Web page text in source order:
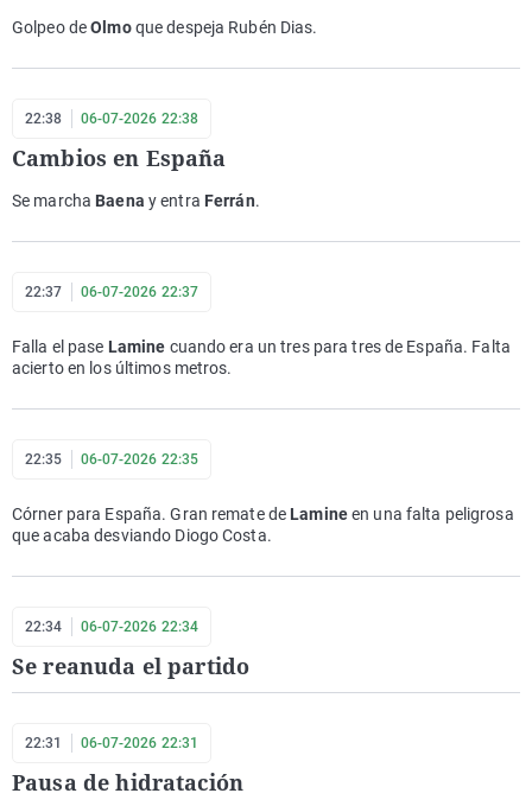
Golpeo deOlmoque despeja Rubén Dias.
22:38 06-07-2026 22:38
Cambios en España
Se marcha Baena y entra Ferrán.
22:37 06-07-2026 22:37
Falla el pase Lamine cuando era un tres para tres de España. Falta
acierto en los últimos metros.
22:35 06-07-2026 22:35
Córner para España. Gran remate de Lamineen una falta peligrosa
que acaba desviando Diogo Costa.
22:34 06-07-2026 22:34
Se reanuda el partido
22:31 06-07-2026 22:31
Pausa de hidratación